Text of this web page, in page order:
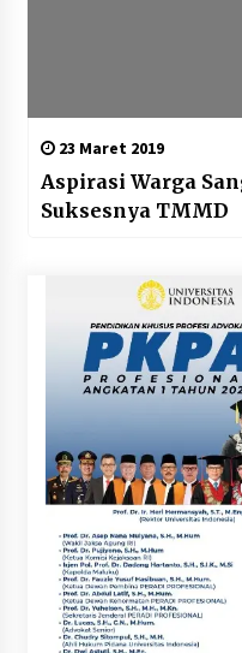
23 Maret 2019
Aspirasi Warga
Suksesnya TMMD